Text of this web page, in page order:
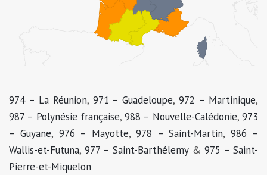
974 – La Réunion, 971 – Guadeloupe,972 – Martinique,
987 – Polynésie française,988 – Nouvelle-Calédonie,973
– Guyane, 976 – Mayotte,978 – Saint-Martin, 986 –
Wallis-et-Futuna,977 – Saint-Barthélemy& 975 – Saint-
Pierre-et-Miquelon